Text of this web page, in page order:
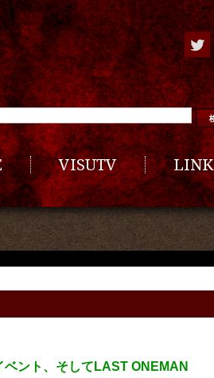
VISUTV LINK
ント、そしてLAST ONEMAN